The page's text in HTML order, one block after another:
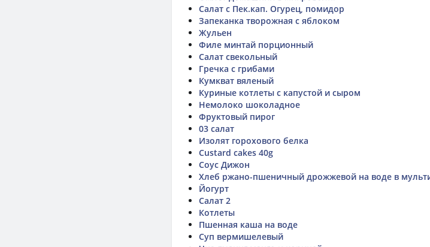
Салат с Пек.кап. Огурец, помидор
Запеканка творожная с яблоком
Жульен
Филе минтай порционный
Салат свекольный
Гречка с грибами
Кумкват вяленый
Куриные котлеты с капустой и сыром
Немолоко шоколадное
Фруктовый пирог
03 салат
Изолят горохового белка
Custard cakes 40g
Соус Дижон
Хлеб ржано-пшеничный дрожжевой на воде в
Йогурт
Салат 2
Котлеты
Пшенная каша на воде
Суп вермишелевый